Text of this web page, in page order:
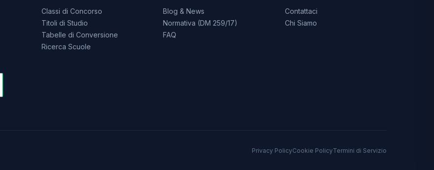
Classi di Concorso
Titoli di Studio
Tabelle di Conversione
Ricerca Scuole
Blog & News
Normativa (DM 259/17)
FAQ
Contattaci
Chi Siamo
Privacy PolicyCookie PolicyTermini di Servizio